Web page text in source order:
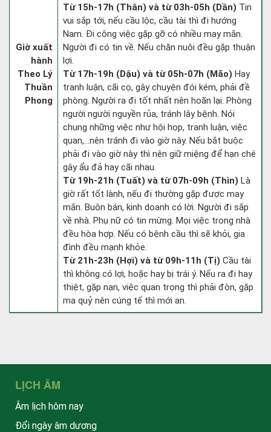
Giờ xuất
hành
Theo Lý
Thuần
Phong
Từ 15h-17h (Thân) và từ 03h-05h (Dần) Tin
vui sắp tới, nếu cầu lộc, cầu tài thì đi hướng
Nam. Đi công việc gặp gỡ có nhiều may mắn.
Người đi có tin về. Nếu chăn nuôi đều gặp thuận
lợi.
Từ 17h-19h (Dậu) và từ 05h-07h (Mão) Hay
tranh luận, cãi cọ, gây chuyện đói kém, phải đề
phòng. Người ra đi tốt nhất nên hoãn lại. Phòng
người người nguyền rủa, tránh lây bệnh. Nói
chung những việc như hội họp, tranh luận, việc
quan,…nên tránh đi vào giờ này. Nếu bắt buộc
phải đi vào giờ này thì nên giữ miệng để hạn ché
gây ẩu đả hay cãi nhau.
Từ 19h-21h (Tuất) và từ 07h-09h (Thìn) Là
giờ rất tốt lành, nếu đi thường gặp được may
mắn. Buôn bán, kinh doanh có lời. Người đi sắp
về nhà. Phụ nữ có tin mừng. Mọi việc trong nhà
đều hòa hợp. Nếu có bệnh cầu thì sẽ khỏi, gia
đình đều mạnh khỏe.
Từ 21h-23h (Hợi) và từ 09h-11h (Tị) Cầu tài
thì không có lợi, hoặc hay bị trái ý. Nếu ra đi hay
thiệt, gặp nạn, việc quan trọng thì phải đòn, gặp
ma quỷ nên cúng tế thì mới an.
LỊCH ÂM
Âm lịch hôm nay
Đổi ngày âm dương